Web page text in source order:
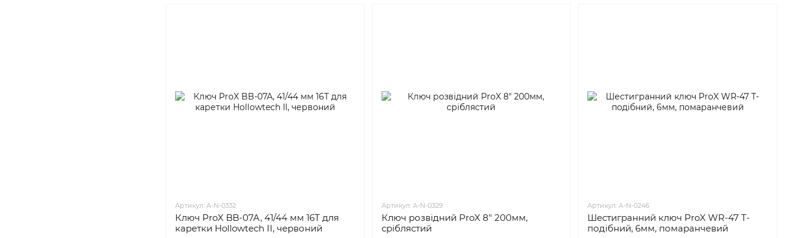
Артикул: A-N-0332
Ключ ProX BB-07A, 41/44 мм 16T для
каретки Hollowtech II, червоний
Артикул: A-N-0329
Ключ розвідний ProX 8" 200мм,
сріблястий
Артикул: A-N-0246
Шестигранний ключ ProX WR-47 Т-
подібний, 6мм, помаранчевий